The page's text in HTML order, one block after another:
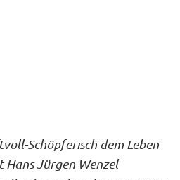
Schöpferisch dem Leben
Hans Jürgen Wenzel